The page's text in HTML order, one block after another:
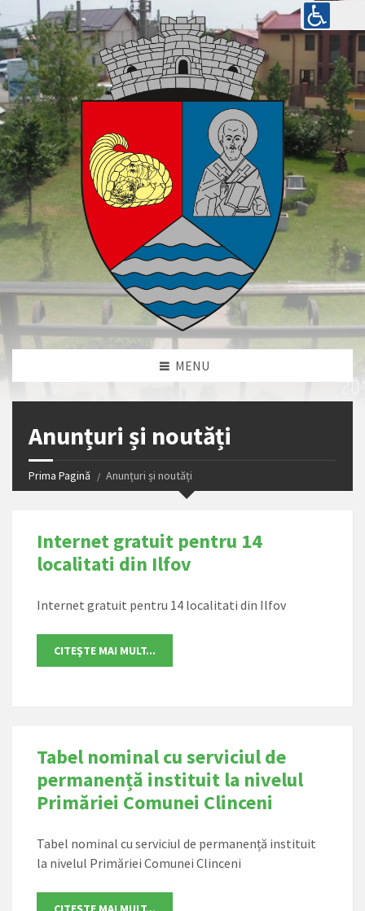
MENU
Anunțuri și noutăți
Prima Pagină Anunțuri și noutăți
Internet gratuit pentru 14
localitati din Ilfov
Internet gratuit pentru 14 localitati din Ilfov
Tabel nominal cu serviciul de
permanență instituit la nivelul
Primăriei Comunei Clinceni
Tabel nominal cu serviciul de permanență instituit
la nivelul Primăriei Comunei Clinceni